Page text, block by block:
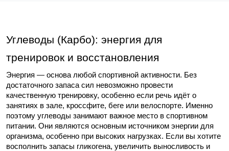
Углеводы (Карбо): энергия для
тренировок и восстановления
Энергия — основа любой спортивной активности. Без
достаточного запаса сил невозможно провести
качественную тренировку, особенно если речь идёт о
занятиях в зале, кроссфите, беге или велоспорте. Именно
поэтому углеводы занимают важное место в спортивном
питании. Они являются основным источником энергии для
организма, особенно при высоких нагрузках. Если вы хотите
восполнить запасы гликогена, увеличить выносливость и